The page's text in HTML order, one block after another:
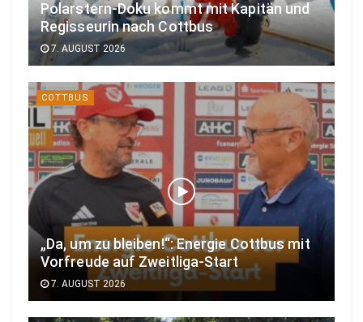
Polarstern-Doku kommt mit Kapitän und
Regisseurin nach Cottbus
7. AUGUST 2026
COTTBUS
„Da, um zu bleiben!“: Energie Cottbus mit
Vorfreude auf Zweitliga-Start
7. AUGUST 2026